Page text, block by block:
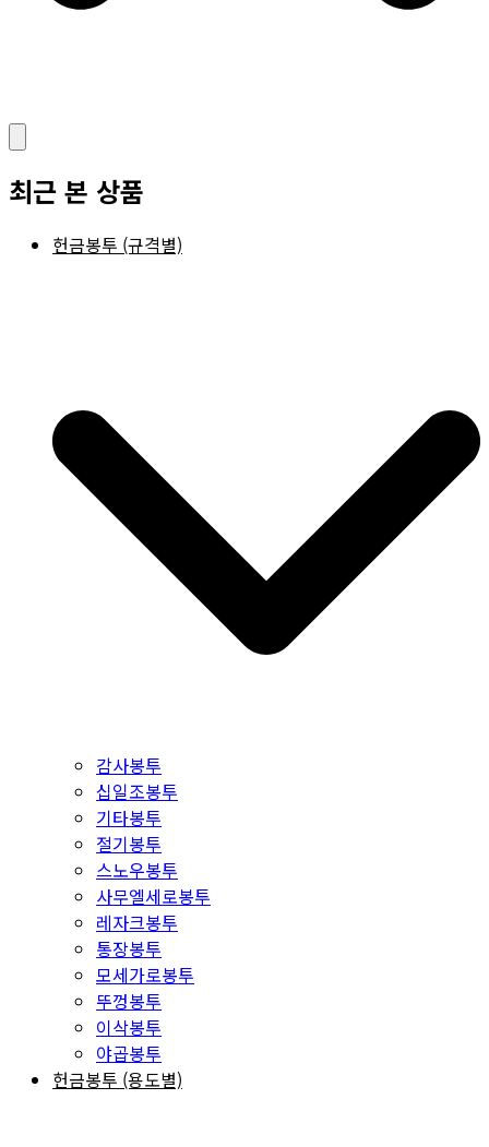
최근 본 상품
헌금봉투 (규격별)
감사봉투
십일조봉투
기타봉투
절기봉투
스노우봉투
사무엘세로봉투
레자크봉투
통장봉투
모세가로봉투
뚜껑봉투
이삭봉투
야곱봉투
헌금봉투 (용도별)